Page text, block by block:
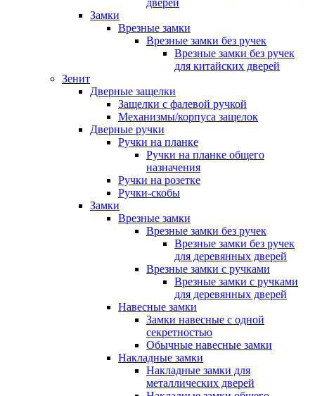
дверей
Замки
Врезные замки
Врезные замки без ручек
Врезные замки без ручек
для китайских дверей
Зенит
Дверные защелки
Защелки с фалевой ручкой
Механизмы/корпуса защелок
Дверные ручки
Ручки на планке
Ручки на планке общего
назначения
Ручки на розетке
Ручки-скобы
Замки
Врезные замки
Врезные замки без ручек
Врезные замки без ручек
для деревянных дверей
Врезные замки с ручками
Врезные замки с ручками
для деревянных дверей
Навесные замки
Замки навесные с одной
секретностью
Обычные навесные замки
Накладные замки
Накладные замки для
металлических дверей